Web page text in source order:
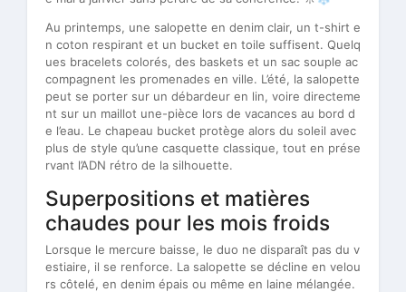
Au printemps, une salopette en denim clair, un t-shirt e
n coton respirant et un bucket en toile suffisent. Quelq
ues bracelets colorés, des baskets et un sac souple ac
compagnent les promenades en ville. L’été, la salopette
peut se porter sur un débardeur en lin, voire directeme
nt sur un maillot une-pièce lors de vacances au bord d
e l’eau. Le chapeau bucket protège alors du soleil avec
plus de style qu’une casquette classique, tout en prése
rvant l’ADN rétro de la silhouette.
Superpositions et matières
chaudes pour les mois froids
Lorsque le mercure baisse, le duo ne disparaît pas du v
estiaire, il se renforce. La salopette se décline en velou
rs côtelé, en denim épais ou même en laine mélangée.